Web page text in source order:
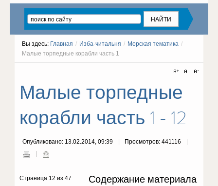
Вы здесь: Главная / Изба-читальня / Морская тематика /
Малые торпедные корабли часть 1
Малые торпедные
корабли часть 1 - 12
Опубликовано: 13.02.2014, 09:39 Просмотров: 441116
Содержание материала
Страница 12 из 47